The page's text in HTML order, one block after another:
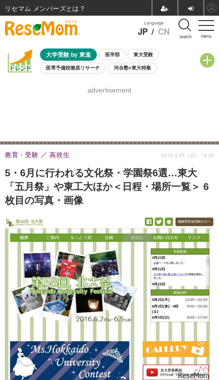
menu
Language
JP / CN search
大学受験 by 東進 医学部 東大受験
医専予備校徹底リサーチ 河合塾×東大特集
8月開催学校説明会・相談会
advertisement
5・6月に行われる文化祭・学園祭6選…東大
「五月祭」や東工大ほか＜日程・場所一覧＞ 6
枚目の写真・画像
教育・受験 高校生 2016.4.25（月） 19:30
リセマム メンバーズ